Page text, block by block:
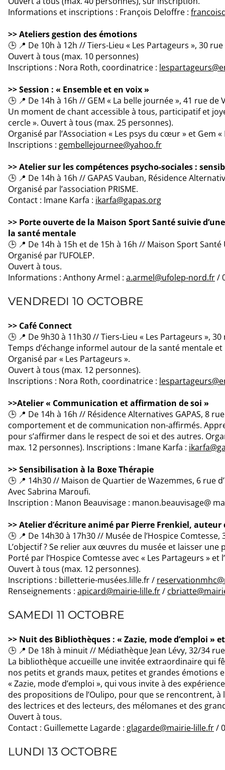
Informations et inscriptions : François Deloffre :
>> Ateliers gestion des émotions
🕒 📍 De 10h à 12h // Tiers-Lieu « Les Partageurs », 30
Ouvert à tous (max. 10 personnes)
Inscriptions : Nora Roth, coordinatrice :
>> Session : « Ensemble et en voix »
🕒 📍 De 14h à 16h // GEM « La belle journée », 41 rue de
Un moment de chant accessible à tous, participatif et
cercle ». Ouvert à tous (max. 25 personnes).
Organisé par l’Association « Les psys du cœur » et Gem
Inscriptions : gembellejournee@yahoo.fr
>> Atelier sur les compétences psycho-sociales :
🕒 📍 De 14h à 16h // GAPAS Vauban, Résidence
Organisé par l’association PRISME.
Contact : Imane Karfa : ikarfa@gapas.org
>> Porte ouverte de la Maison Sport Santé suivie
la santé mentale
🕒 📍 De 14h à 15h et de 15h à 16h // Maison Sport
Organisé par l’UFOLEP.
Ouvert à tous.
Informations : Anthony Armel : a.armel@ufolep-nord.fr/
VENDREDI 10 OCTOBRE
>> Café Connect
🕒 📍 De 9h30 à 11h30 // Tiers-Lieu « Les Partageurs »,
Temps d’échange informel autour de la santé mentale
Organisé par « Les Partageurs ».
Ouvert à tous (max. 12 personnes).
Inscriptions : Nora Roth, coordinatrice :
>>Atelier « Communication et affirmation de soi »
🕒 📍 De 14h à 16h // Résidence Alternatives GAPAS, 8
comportement et de communication non-affirmés.
pour s’affirmer dans le respect de soi et des autres.
max. 12 personnes). Inscriptions : Imane Karfa :
>> Sensibilisation à la Boxe Thérapie
🕒 📍 14h30 // Maison de Quartier de Wazemmes, 6 rue
Avec Sabrina Maroufi.
Inscription : Manon Beauvisage : manon.beauvisage@
>> Atelier d’écriture animé par Pierre Frenkiel, auteur
🕒 📍 De 14h30 à 17h30 // Musée de l’Hospice
L’objectif ? Se relier aux œuvres du musée et laisser
Porté par l’Hospice Comtesse avec « Les Partageurs »
Ouvert à tous (max. 12 personnes).
Inscriptions : billetterie-musées.lille.fr /
Renseignements : apicard@mairie-lille.fr/
SAMEDI 11 OCTOBRE
>> Nuit des Bibliothèques : « Zazie, mode d’emploi »
🕒 📍 De 18h à minuit // Médiathèque Jean Lévy, 32/34
La bibliothèque accueille une invitée extraordinaire qui
nos petits et grands maux, petites et grandes émotions
« Zazie, mode d’emploi », qui vous invite à des
des propositions de l’Oulipo, pour que se rencontrent,
des lectrices et des lecteurs, des mélomanes et des
Ouvert à tous.
Contact : Guillemette Lagarde : glagarde@mairie-lille.fr/
LUNDI 13 OCTOBRE